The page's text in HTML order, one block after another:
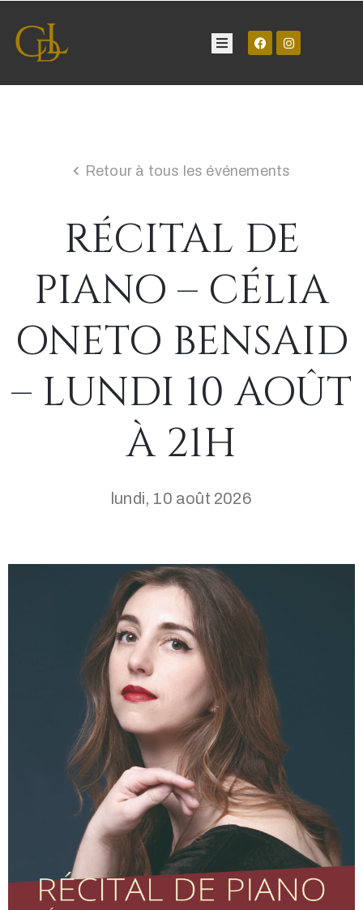
Manifestations
Contact
Retour à tous les événements
RÉCITAL DE
PIANO – CÉLIA
ONETO BENSAID
– LUNDI 10 AOÛT
À 21H
lundi, 10 août 2026